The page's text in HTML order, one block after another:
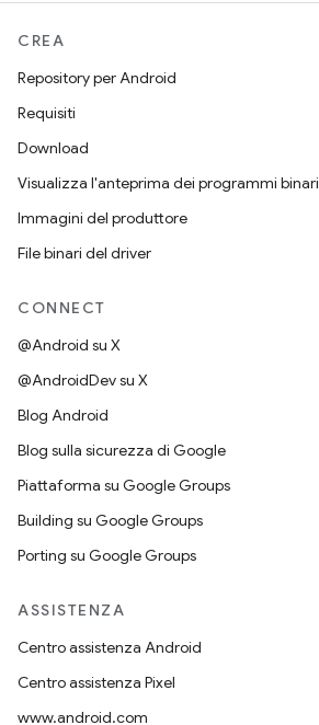
CREA
Repository per Android
Requisiti
Download
Visualizza l'anteprima dei programmi binari
Immagini del produttore
File binari del driver
CONNECT
@Android su X
@AndroidDev su X
Blog Android
Blog sulla sicurezza di Google
Piattaforma su Google Groups
Building su Google Groups
Porting su Google Groups
ASSISTENZA
Centro assistenza Android
Centro assistenza Pixel
www.android.com